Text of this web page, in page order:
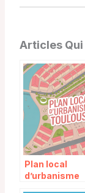
Articles
Plan local
d’urbanisme